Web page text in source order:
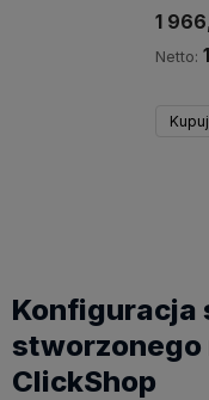
1
Netto:
Konfiguracja
stworzonego
ClickShop